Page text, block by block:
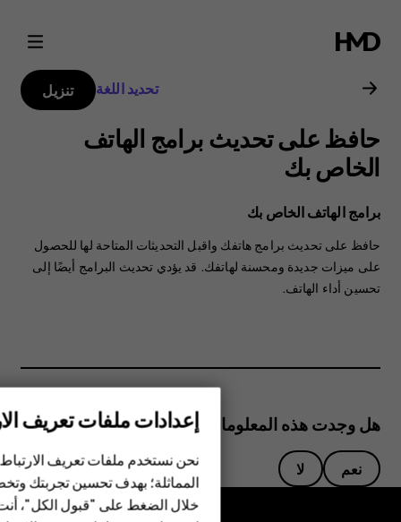
دليل
مستخدم
Nokia
G21
الهواتف الذكية
الهواتف المميزة
تحديد اللغة تنزيل
حافظ على تحديث برامج الهاتف
الخاص بك
برامج الهاتف الخاص بك
حافظ على تحديث برامج هاتفك واقبل التحديثات المتاحة لها للحصول
على ميزات جديدة ومحسنة لهاتفك. قد يؤدي تحديث البرامج أيضًا إلى
تحسين أداء الهاتف.
هل وجدت هذه المعلومات مفيدة؟
نعم لا
إعدادات ملفات تعريف
نحن نستخدم ملفات تعريف
المماثلة؛ بهدف تحسين تجربتك
خلال الضغط على "قبول الكل"،